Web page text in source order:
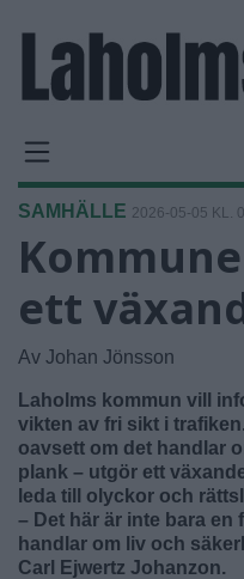
SAMHÄLLE 2026-05-05 KL.
ett
Av Johan Jönsson
Laholms kommun vill
vikten av fri sikt i
oavsett om det handlar
plank – utgör ett
leda till olyckor och
– Det här är inte bara en
handlar om liv och
Carl Ejwertz Johanzon.